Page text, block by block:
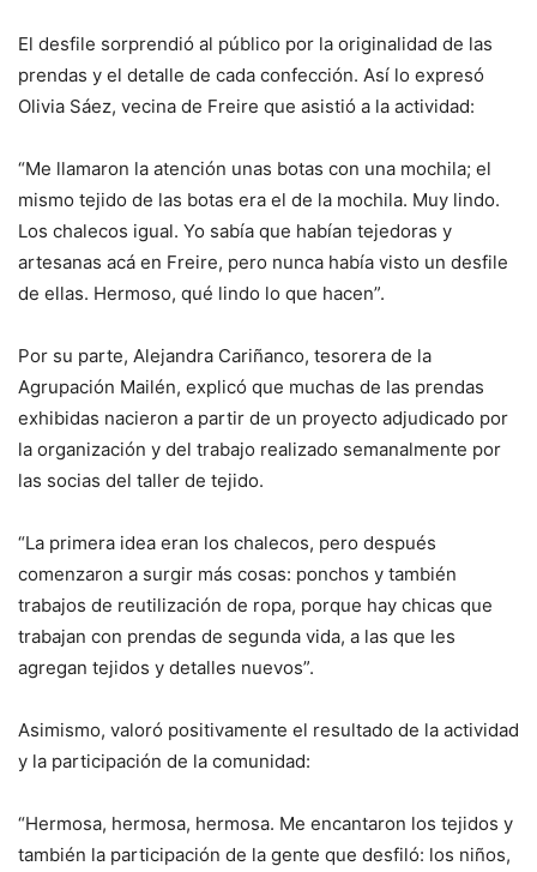
El desfile sorprendió al público por la originalidad de las
prendas y el detalle de cada confección. Así lo expresó
Olivia Sáez, vecina de Freire que asistió a la actividad:
“Me llamaron la atención unas botas con una mochila; el
mismo tejido de las botas era el de la mochila. Muy lindo.
Los chalecos igual. Yo sabía que habían tejedoras y
artesanas acá en Freire, pero nunca había visto un desfile
de ellas. Hermoso, qué lindo lo que hacen”.
Por su parte, Alejandra Cariñanco, tesorera de la
Agrupación Mailén, explicó que muchas de las prendas
exhibidas nacieron a partir de un proyecto adjudicado por
la organización y del trabajo realizado semanalmente por
las socias del taller de tejido.
“La primera idea eran los chalecos, pero después
comenzaron a surgir más cosas: ponchos y también
trabajos de reutilización de ropa, porque hay chicas que
trabajan con prendas de segunda vida, a las que les
agregan tejidos y detalles nuevos”.
Asimismo, valoró positivamente el resultado de la actividad
y la participación de la comunidad:
“Hermosa, hermosa, hermosa. Me encantaron los tejidos y
también la participación de la gente que desfiló: los niños,